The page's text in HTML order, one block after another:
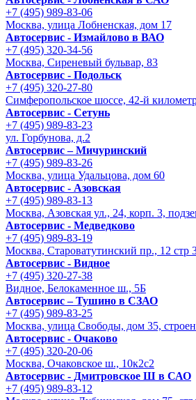
+7 (495) 989-83-06
Москва, улица Лобненская, дом 17
Автосервис - Измайлово в ВАО
+7 (495) 320-34-56
Москва, Сиреневый бульвар, 83
Автосервис - Подольск
+7 (495) 320-27-80
Симферопольское шоссе, 42-й
Автосервис - Сетунь
+7 (495) 989-83-23
ул. Горбунова, д.2
Автосервис – Мичуринский
+7 (495) 989-83-26
Москва, улица Удальцова, дом 60
Автосервис - Азовская
+7 (495) 989-83-13
Москва, Азовская ул., 24, корп. 3,
Автосервис - Медведково
+7 (495) 989-83-19
Москва, Староватутинский пр., 12 стр
Автосервис - Видное
+7 (495) 320-27-38
Видное, Белокаменное ш., 5Б
Автосервис – Тушино в СЗАО
+7 (495) 989-83-25
Москва, улица Свободы, дом 35,
Автосервис - Очаково
+7 (495) 320-20-06
Москва, Очаковское ш., 10к2с2
Автосервис - Дмитровское Ш в САО
+7 (495) 989-83-12